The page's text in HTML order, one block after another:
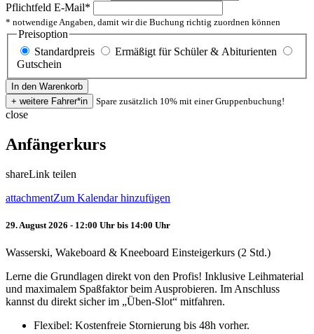
Pflichtfeld E-Mail*
* notwendige Angaben, damit wir die Buchung richtig zuordnen können
Preisoption
Standardpreis
Ermäßigt für Schüler & Abiturienten
Gutschein
Spare zusätzlich 10% mit einer Gruppenbuchung!
close
Anfängerkurs
shareLink teilen
attachmentZum Kalendar hinzufügen
29. August 2026 - 12:00 Uhr bis 14:00 Uhr
Wasserski, Wakeboard & Kneeboard Einsteigerkurs (2 Std.)
Lerne die Grundlagen direkt von den Profis! Inklusive Leihmaterial
und maximalem Spaßfaktor beim Ausprobieren. Im Anschluss
kannst du direkt sicher im „Üben-Slot“ mitfahren.
Flexibel: Kostenfreie Stornierung bis 48h vorher.